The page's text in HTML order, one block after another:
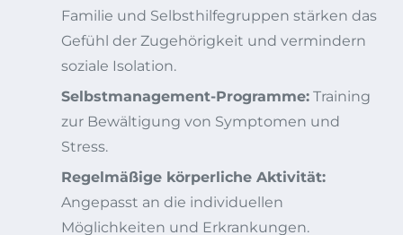
Familie und Selbsthilfegruppen stärken das
Gefühl der Zugehörigkeit und vermindern
soziale Isolation.
Selbstmanagement-Programme: Training
zur Bewältigung von Symptomen und
Stress.
Regelmäßige körperliche Aktivität:
Angepasst an die individuellen
Möglichkeiten und Erkrankungen.